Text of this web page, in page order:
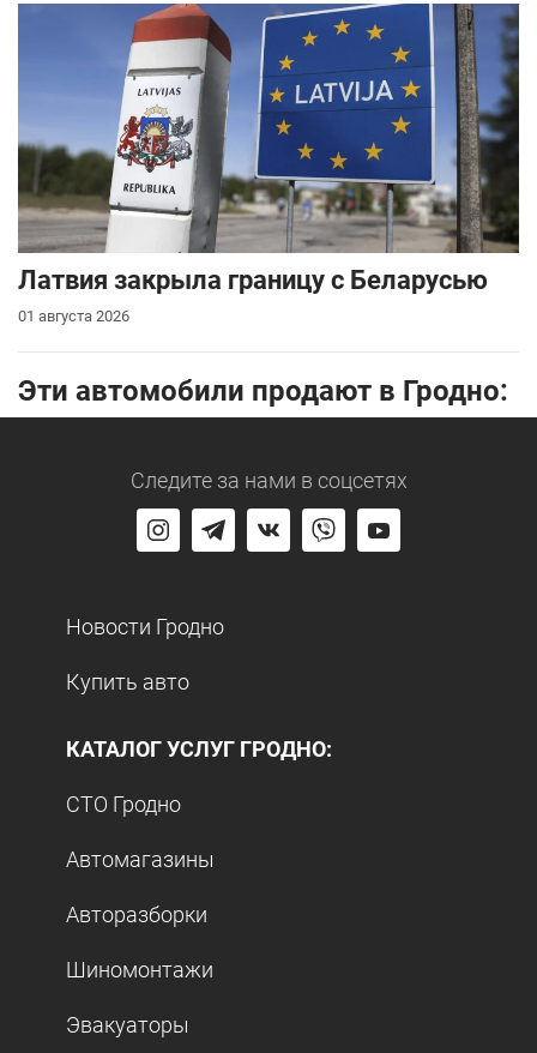
Латвия закрыла границу с Беларусью
01 августа 2026
Эти автомобили продают в Гродно:
Следите за нами в соцсетях
Новости Гродно
Купить авто
КАТАЛОГ УСЛУГ ГРОДНО:
СТО Гродно
Автомагазины
Авторазборки
Шиномонтажи
Эвакуаторы